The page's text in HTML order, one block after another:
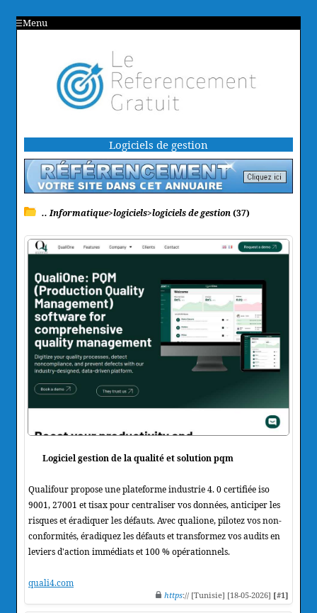
Menu
Logiciels de gestion
.. Informatique>logiciels>logiciels de gestion(37)
Logiciel gestion de la qualité et solution pqm
Qualifour propose une plateforme industrie 4. 0 certifiée iso
9001, 27001 et tisax pour centraliser vos données, anticiper les
risques et éradiquer les défauts. Avec qualione, pilotez vos non-
conformités, éradiquez les défauts et transformez vos audits en
leviers d'action immédiats et 100 % opérationnels.
quali4.com
https:// [Tunisie] [18-05-2026] [#1]